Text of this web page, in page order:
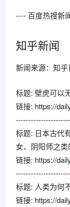
---- 百度热搜新
知乎新闻
新闻来源：知乎
标题: 壁虎可以
链接: https://
----------------------
标题: 日本古代
女、阴阳师之类
链接: https://
----------------------
标题: 人类为何
链接: https://